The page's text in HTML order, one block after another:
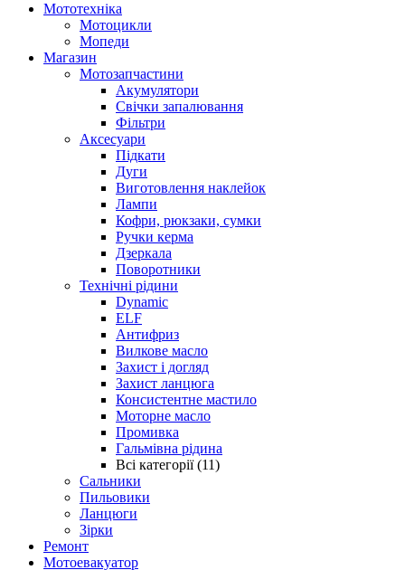
Мототехніка
Мотоцикли
Мопеди
Магазин
Мотозапчастини
Акумулятори
Свічки запалювання
Фільтри
Аксесуари
Підкати
Дуги
Виготовлення наклейок
Лампи
Кофри, рюкзаки, сумки
Ручки керма
Дзеркала
Поворотники
Технічні рідини
Dynamic
ELF
Антифриз
Вилкове масло
Захист і догляд
Захист ланцюга
Консистентне мастило
Моторне масло
Промивка
Гальмівна рідина
Всі категорії (11)
Сальники
Пильовики
Ланцюги
Зірки
Ремонт
Мотоевакуатор